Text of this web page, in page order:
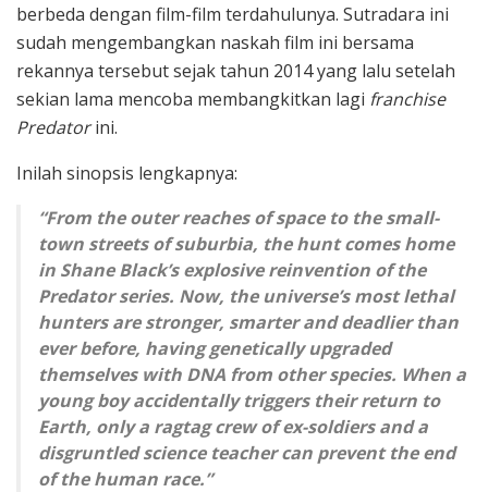
berbeda dengan film-film terdahulunya. Sutradara ini
sudah mengembangkan naskah film ini bersama
rekannya tersebut sejak tahun 2014 yang lalu setelah
sekian lama mencoba membangkitkan lagi franchise
Predatorini.
Inilah sinopsis lengkapnya:
“From the outer reaches of space to the small-
town streets of suburbia, the hunt comes home
in Shane Black’s explosive reinvention of the
Predator series. Now, the universe’s most lethal
hunters are stronger, smarter and deadlier than
ever before, having genetically upgraded
themselves with DNA from other species. When a
young boy accidentally triggers their return to
Earth, only a ragtag crew of ex-soldiers and a
disgruntled science teacher can prevent the end
of the human race.”